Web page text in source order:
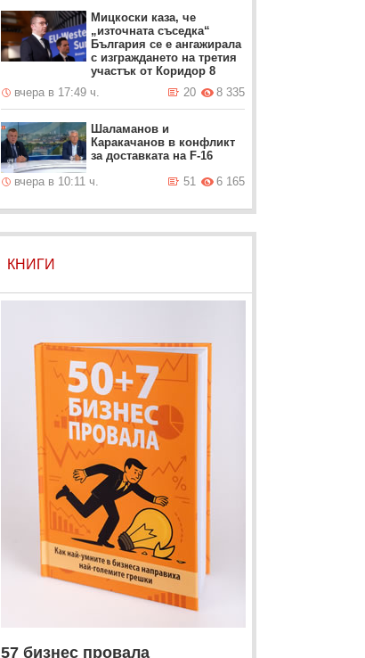
Мицкоски каза, че
„източната съседка“
България се е ангажирала
с изграждането на третия
участък от Коридор 8
вчера в 17:49 ч.
8 335
20
Шаламанов и
Каракачанов в конфликт
за доставката на F-16
вчера в 10:11 ч.
6 165
51
КНИГИ
57 бизнес провала